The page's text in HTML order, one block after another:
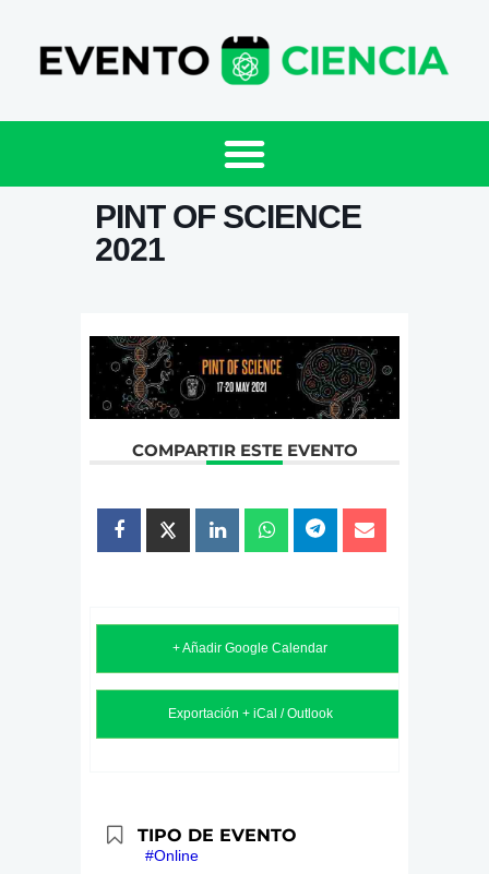
PINT OF SCIENCE
2021
COMPARTIR ESTE EVENTO
+ Añadir Google Calendar
Exportación + iCal / Outlook
TIPO DE EVENTO
#Online